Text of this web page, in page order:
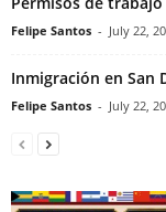
Felipe Santos - July 22,
Inmigración en San
Felipe Santos - July 22,